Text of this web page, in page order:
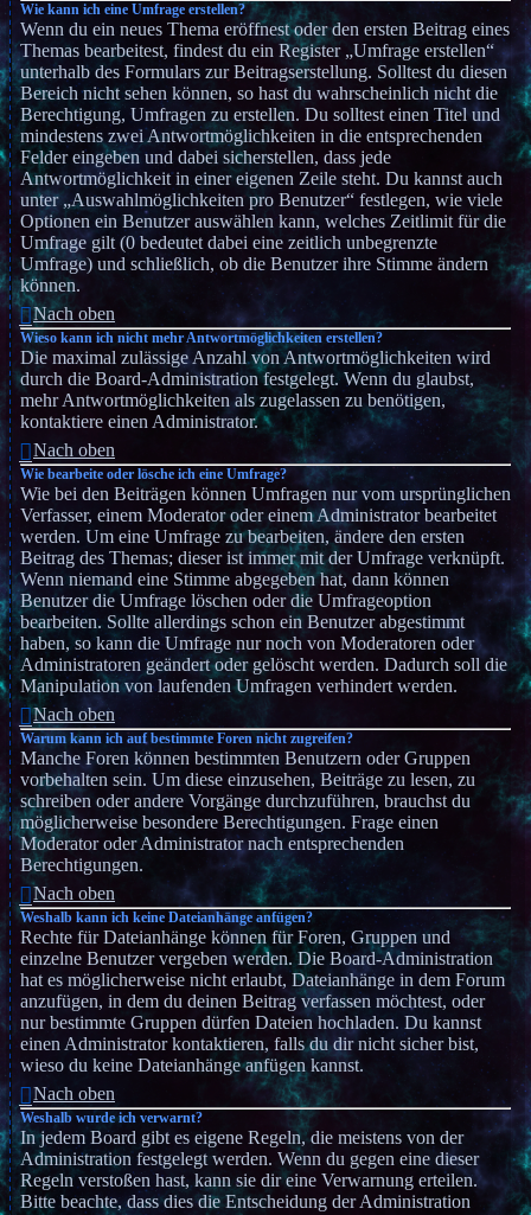
Wie kann ich eine Umfrage erstellen?
Wenn du ein neues Thema eröffnest oder den ersten Beitrag eines
Themas bearbeitest, findest du ein Register „Umfrage erstellen“
unterhalb des Formulars zur Beitragserstellung. Solltest du diesen
Bereich nicht sehen können, so hast du wahrscheinlich nicht die
Berechtigung, Umfragen zu erstellen. Du solltest einen Titel und
mindestens zwei Antwortmöglichkeiten in die entsprechenden
Felder eingeben und dabei sicherstellen, dass jede
Antwortmöglichkeit in einer eigenen Zeile steht. Du kannst auch
unter „Auswahlmöglichkeiten pro Benutzer“ festlegen, wie viele
Optionen ein Benutzer auswählen kann, welches Zeitlimit für die
Umfrage gilt (0 bedeutet dabei eine zeitlich unbegrenzte
Umfrage) und schließlich, ob die Benutzer ihre Stimme ändern
können.
Nach oben
Wieso kann ich nicht mehr Antwortmöglichkeiten erstellen?
Die maximal zulässige Anzahl von Antwortmöglichkeiten wird
durch die Board-Administration festgelegt. Wenn du glaubst,
mehr Antwortmöglichkeiten als zugelassen zu benötigen,
kontaktiere einen Administrator.
Nach oben
Wie bearbeite oder lösche ich eine Umfrage?
Wie bei den Beiträgen können Umfragen nur vom ursprünglichen
Verfasser, einem Moderator oder einem Administrator bearbeitet
werden. Um eine Umfrage zu bearbeiten, ändere den ersten
Beitrag des Themas; dieser ist immer mit der Umfrage verknüpft.
Wenn niemand eine Stimme abgegeben hat, dann können
Benutzer die Umfrage löschen oder die Umfrageoption
bearbeiten. Sollte allerdings schon ein Benutzer abgestimmt
haben, so kann die Umfrage nur noch von Moderatoren oder
Administratoren geändert oder gelöscht werden. Dadurch soll die
Manipulation von laufenden Umfragen verhindert werden.
Nach oben
Warum kann ich auf bestimmte Foren nicht zugreifen?
Manche Foren können bestimmten Benutzern oder Gruppen
vorbehalten sein. Um diese einzusehen, Beiträge zu lesen, zu
schreiben oder andere Vorgänge durchzuführen, brauchst du
möglicherweise besondere Berechtigungen. Frage einen
Moderator oder Administrator nach entsprechenden
Berechtigungen.
Nach oben
Weshalb kann ich keine Dateianhänge anfügen?
Rechte für Dateianhänge können für Foren, Gruppen und
einzelne Benutzer vergeben werden. Die Board-Administration
hat es möglicherweise nicht erlaubt, Dateianhänge in dem Forum
anzufügen, in dem du deinen Beitrag verfassen möchtest, oder
nur bestimmte Gruppen dürfen Dateien hochladen. Du kannst
einen Administrator kontaktieren, falls du dir nicht sicher bist,
wieso du keine Dateianhänge anfügen kannst.
Nach oben
Weshalb wurde ich verwarnt?
In jedem Board gibt es eigene Regeln, die meistens von der
Administration festgelegt werden. Wenn du gegen eine dieser
Regeln verstoßen hast, kann sie dir eine Verwarnung erteilen.
Bitte beachte, dass dies die Entscheidung der Administration